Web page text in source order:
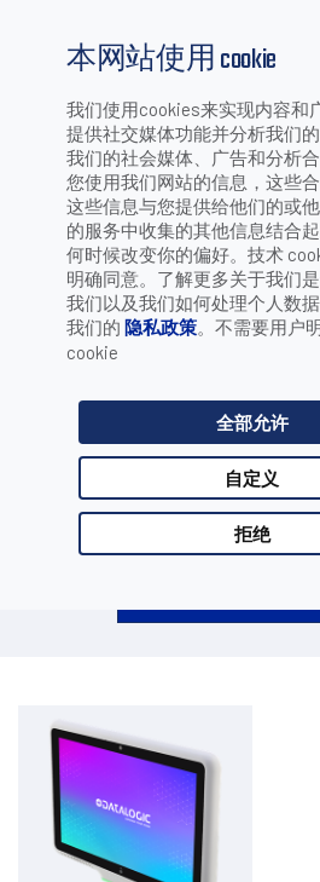
本网站使用 cookie
我们使用cookies来实现内容和
提供社交媒体功能并分析我们
我们的社会媒体、广告和分析
您使用我们网站的信息，这些
这些信息与您提供给他们的或
的服务中收集的其他信息结合
何时候改变你的偏好。技术
明确同意。了解更多关于我们
我们以及我们如何处理个人数
我们的 隐私政策。不需要用户
cookie
全部允许
自定义
拒绝
壁挂式数
按行业/应用
请选择一个或多个选项，